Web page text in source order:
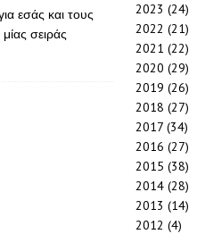
εσάς και τους
σειράς
2023 (24)
2022 (21)
2021 (22)
2020 (29)
2019 (26)
2018 (27)
2017(34)
2016 (27)
2015 (38)
2014(28)
2013 (14)
2012 (4)